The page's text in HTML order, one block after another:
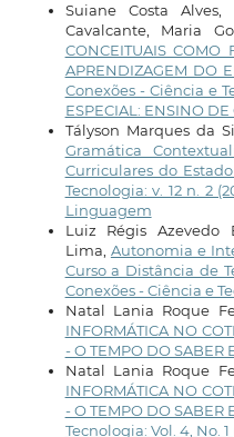
Suiane Costa Alves,
Cavalcante, Maria
CONCEITUAIS COMO
APRENDIZAGEM DO
Conexões - Ciência e
ESPECIAL: ENSINO DE
Tályson Marques da
Gramática
Curriculares do
Tecnologia: v. 12 n. 2
Linguagem
Luiz Régis Azevedo
Lima, Autonomia e
Curso a Distância de
Conexões - Ciência e
Natal Lania Roque
INFORMÁTICA NO
- O TEMPO DO SABER
Natal Lania Roque
INFORMÁTICA NO
- O TEMPO DO SABER
Tecnologia: Vol. 4, No. 1